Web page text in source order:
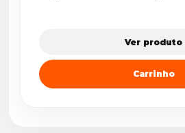
Ver produto
Carrinho